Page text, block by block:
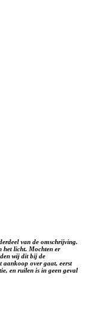
van de omschrijving.
het licht. Mochten er
wij dit bij de
aankoop over gaat, eerst
en ruilen is in geen geval